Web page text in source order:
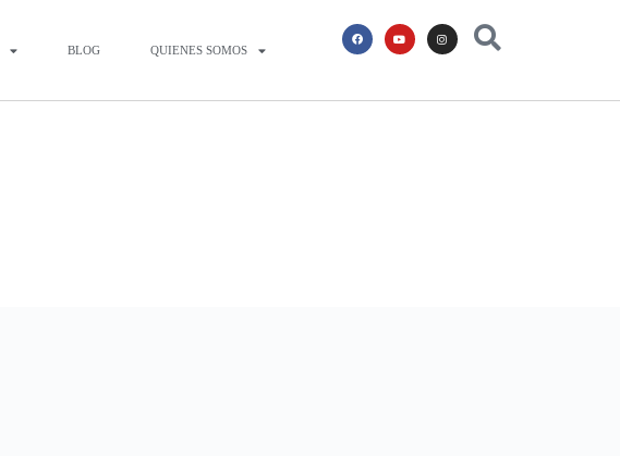
BLOG QUIENES SOMOS